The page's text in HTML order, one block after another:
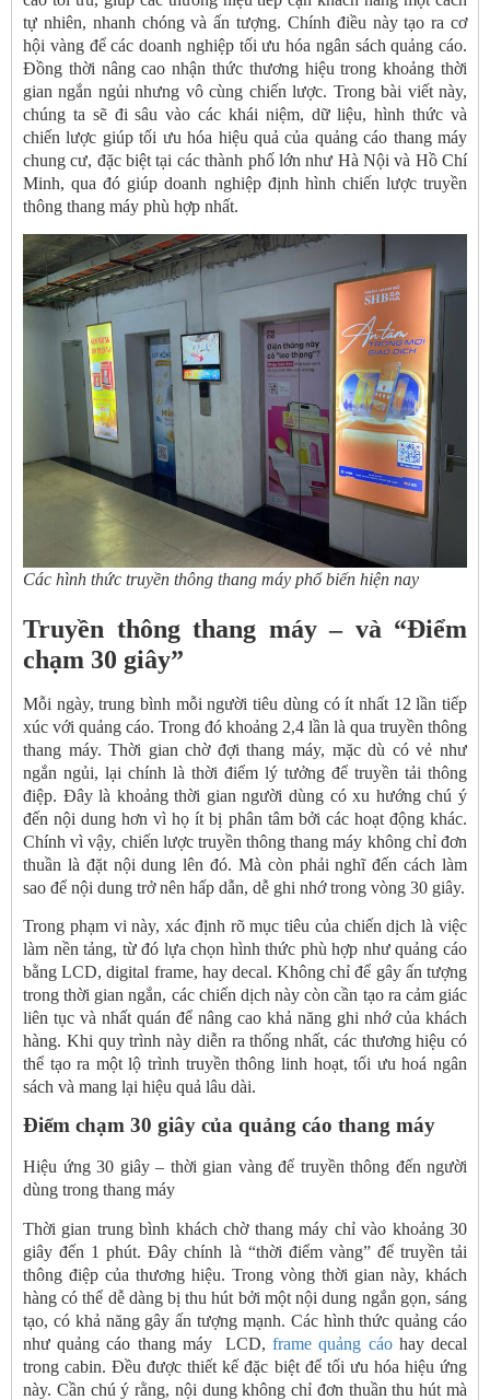
tự nhiên, nhanh chóng và ấn tượng. Chính điều này tạo ra cơ
hội vàng để các doanh nghiệp tối ưu hóa ngân sách quảng cáo.
Đồng thời nâng cao nhận thức thương hiệu trong khoảng thời
gian ngắn ngủi nhưng vô cùng chiến lược. Trong bài viết này,
chúng ta sẽ đi sâu vào các khái niệm, dữ liệu, hình thức và
chiến lược giúp tối ưu hóa hiệu quả của quảng cáo thang máy
chung cư, đặc biệt tại các thành phố lớn như Hà Nội và Hồ Chí
Minh, qua đó giúp doanh nghiệp định hình chiến lược truyền
thông thang máy phù hợp nhất.
Các hình thức truyền thông thang máy phổ biến hiện nay
Truyền thông thang máy – và “Điểm
chạm 30 giây”
Mỗi ngày, trung bình mỗi người tiêu dùng có ít nhất 12 lần tiếp
xúc với quảng cáo. Trong đó khoảng 2,4 lần là qua truyền thông
thang máy. Thời gian chờ đợi thang máy, mặc dù có vẻ như
ngắn ngủi, lại chính là thời điểm lý tưởng để truyền tải thông
điệp. Đây là khoảng thời gian người dùng có xu hướng chú ý
đến nội dung hơn vì họ ít bị phân tâm bởi các hoạt động khác.
Chính vì vậy, chiến lược truyền thông thang máy không chỉ đơn
thuần là đặt nội dung lên đó. Mà còn phải nghĩ đến cách làm
sao để nội dung trở nên hấp dẫn, dễ ghi nhớ trong vòng 30 giây.
Trong phạm vi này, xác định rõ mục tiêu của chiến dịch là việc
làm nền tảng, từ đó lựa chọn hình thức phù hợp như quảng cáo
bằng LCD, digital frame, hay decal. Không chỉ để gây ấn tượng
trong thời gian ngắn, các chiến dịch này còn cần tạo ra cảm giác
liên tục và nhất quán để nâng cao khả năng ghi nhớ của khách
hàng. Khi quy trình này diễn ra thống nhất, các thương hiệu có
thể tạo ra một lộ trình truyền thông linh hoạt, tối ưu hoá ngân
sách và mang lại hiệu quả lâu dài.
Điểm chạm 30 giây của quảng cáo thang máy
Hiệu ứng 30 giây – thời gian vàng để truyền thông đến người
dùng trong thang máy
Thời gian trung bình khách chờ thang máy chỉ vào khoảng 30
giây đến 1 phút. Đây chính là “thời điểm vàng” để truyền tải
thông điệp của thương hiệu. Trong vòng thời gian này, khách
hàng có thể dễ dàng bị thu hút bởi một nội dung ngắn gọn, sáng
tạo, có khả năng gây ấn tượng mạnh. Các hình thức quảng cáo
như quảng cáo thang máy LCD,frame quảng cáohay decal
trong cabin. Đều được thiết kế đặc biệt để tối ưu hóa hiệu ứng
này. Cần chú ý rằng, nội dung không chỉ đơn thuần thu hút mà